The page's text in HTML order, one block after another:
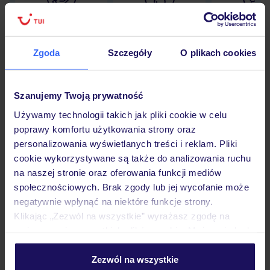
Zgoda Szczegóły O plikach cookies
Szanujemy Twoją prywatność
Używamy technologii takich jak pliki cookie w celu
poprawy komfortu użytkowania strony oraz
personalizowania wyświetlanych treści i reklam. Pliki
cookie wykorzystywane są także do analizowania ruchu
na naszej stronie oraz oferowania funkcji mediów
społecznościowych. Brak zgody lub jej wycofanie może
negatywnie wpłynąć na niektóre funkcje strony.
Klikając „Zezwól na wszystkie” wyrażasz zgodę na
personalizować swój wybór wchodząc w zakładkę
Zezwól na wszystkie
Lider niskich cen 30 lat w
Hotel
Pokoje
Wyżywienie
Atrakcje